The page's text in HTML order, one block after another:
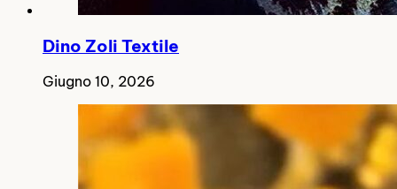
Dino Zoli Textile
Giugno 10, 2026